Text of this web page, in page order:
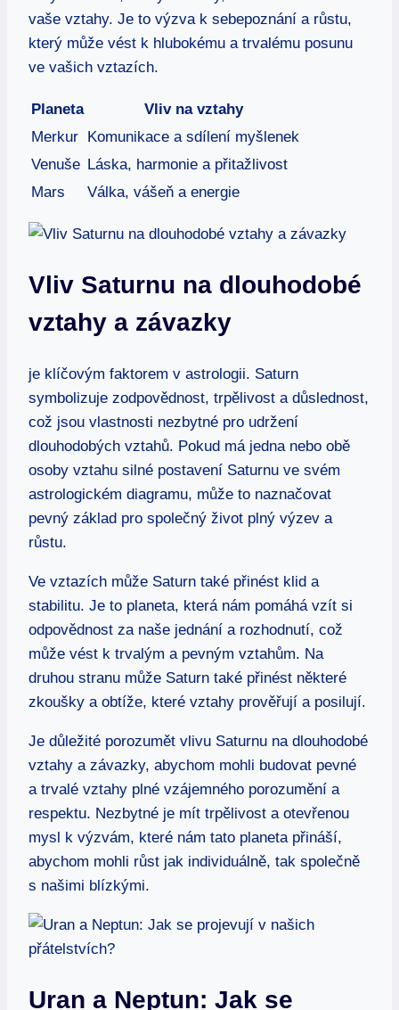
vaše vztahy. Je to výzva k sebepoznání ‌a růstu,
který⁣ může vést ‍k hlubokému a trvalému posunu⁢
ve vašich vztazích.
Planeta
Vliv na​ vztahy
Merkur Komunikace a ⁣sdílení myšlenek
Venuše Láska,⁢ harmonie‌ a přitažlivost
Mars
Válka, vášeň a energie
Vliv Saturnu na dlouhodobé
vztahy a⁤ závazky
je⁤ klíčovým faktorem v astrologii. Saturn
symbolizuje zodpovědnost,⁣ trpělivost a důslednost,
což jsou⁢ vlastnosti nezbytné pro udržení
dlouhodobých vztahů.‌ Pokud⁤ má‌ jedna nebo obě
osoby vztahu silné postavení Saturnu ⁣ve⁤ svém
astrologickém ⁣diagramu, může⁤ to naznačovat
pevný základ pro ⁤společný život plný výzev a ​
růstu.
Ve vztazích může Saturn‌ také přinést klid a
stabilitu.‌ Je to planeta, která nám pomáhá vzít si
odpovědnost za naše jednání‍ a ‌rozhodnutí, ​což
může vést k trvalým a pevným vztahům. Na
‌druhou stranu může Saturn také​ přinést některé
zkoušky a ‌obtíže,‌ které​ vztahy prověřují a posilují.
Je důležité porozumět vlivu Saturnu na⁢ dlouhodobé
‍vztahy ‌a závazky, abychom ⁣mohli budovat pevné
a trvalé vztahy​ plné vzájemného porozumění a
respektu. Nezbytné je⁢ mít‍ trpělivost a otevřenou
mysl k výzvám, které nám tato planeta přináší,
abychom mohli ‍růst jak individuálně, tak společně
s ⁢našimi blízkými.
Uran a Neptun: Jak se